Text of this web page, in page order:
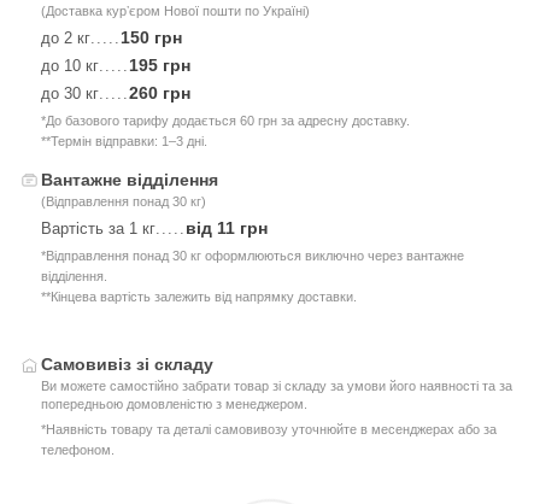
(Доставка курʼєром Нової пошти по Україні)
до 2 кг 150 грн
до 10 кг 195 грн
до 30 кг 260 грн
*До базового тарифу додається 60 грн за адресну доставку.
**Термін відправки: 1–3 дні.
Вантажне відділення
(Відправлення понад 30 кг)
Вартість за 1 кг від 11 грн
*Відправлення понад 30 кг оформлюються виключно через вантажне
відділення.
**Кінцева вартість залежить від напрямку доставки.
Самовивіз зі складу
Ви можете самостійно забрати товар зі складу за умови його наявності та за
попередньою домовленістю з менеджером.
*Наявність товару та деталі самовивозу уточнюйте в месенджерах або за
телефоном.